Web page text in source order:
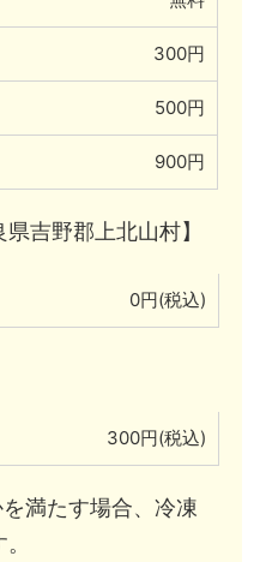
300円
500円
900円
吉野郡上北山村】
0円(税込)
300円(税込)
満たす場合、冷凍